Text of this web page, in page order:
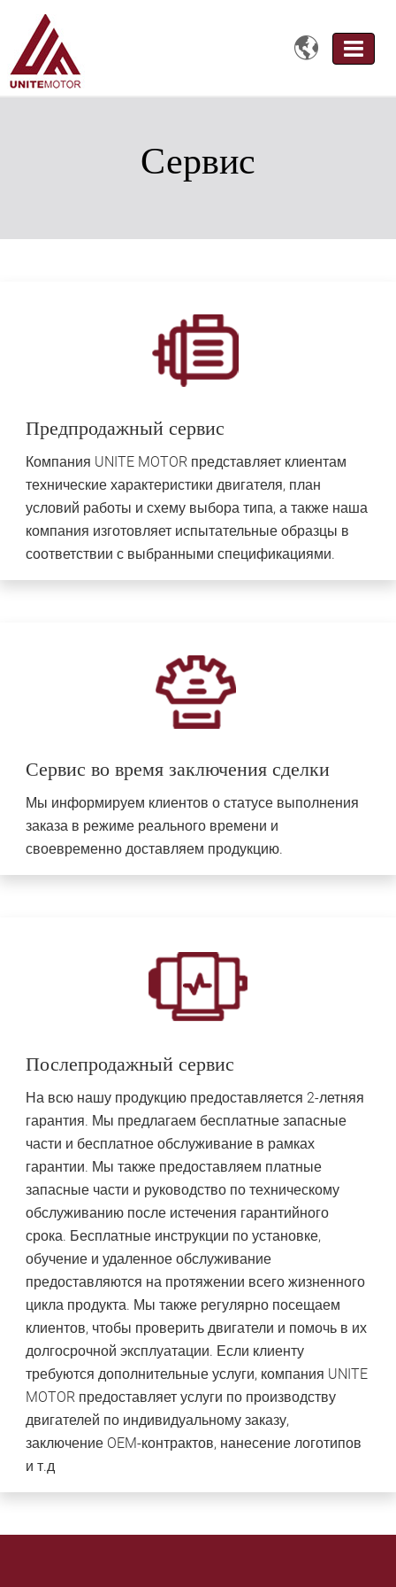

Сервис
Предпродажный сервис
Компания UNITE MOTOR представляет клиентам
технические характеристики двигателя, план
условий работы и схему выбора типа, а также наша
компания изготовляет испытательные образцы в
соответствии с выбранными спецификациями.
Сервис во время заключения сделки
Мы информируем клиентов о статусе выполнения
заказа в режиме реального времени и
своевременно доставляем продукцию.
Послепродажный сервис
На всю нашу продукцию предоставляется 2-летняя
гарантия. Мы предлагаем бесплатные запасные
части и бесплатное обслуживание в рамках
гарантии. Мы также предоставляем платные
запасные части и руководство по техническому
обслуживанию после истечения гарантийного
срока. Бесплатные инструкции по установке,
обучение и удаленное обслуживание
предоставляются на протяжении всего жизненного
цикла продукта. Мы также регулярно посещаем
клиентов, чтобы проверить двигатели и помочь в их
долгосрочной эксплуатации. Если клиенту
требуются дополнительные услуги, компания UNITE
MOTOR предоставляет услуги по производству
двигателей по индивидуальному заказу,
заключение OEM-контрактов, нанесение логотипов
и т.д